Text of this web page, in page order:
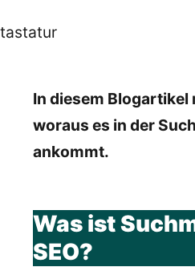
In diesem Blogartikel
woraus es in der
ankommt.
Was ist
SEO?